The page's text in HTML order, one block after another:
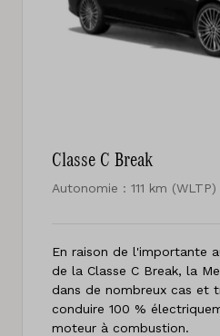
Classe C Break
Autonomie : 111 km (WLTP)
En raison de l'importante
de la Classe C Break, la
dans de nombreux cas et
conduire 100 %
moteur à combustion.